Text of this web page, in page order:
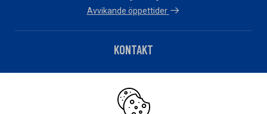
Avvikande öppettider
KONTAKT
Har du fakturafrågor?
Klicka här